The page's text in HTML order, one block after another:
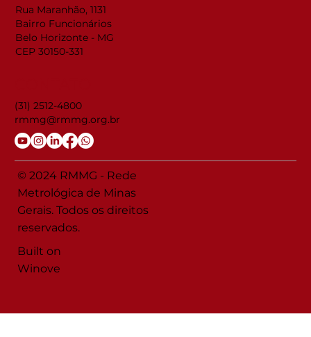
Rua Maranhão, 1131
Bairro Funcionários
Belo Horizonte - MG
CEP 30150-331
(31) 2512-4800
rmmg@rmmg.org.br
© 2024 RMMG - Rede
Metrológica de Minas
Gerais. Todos os direitos
reservados.
Built on
Winove